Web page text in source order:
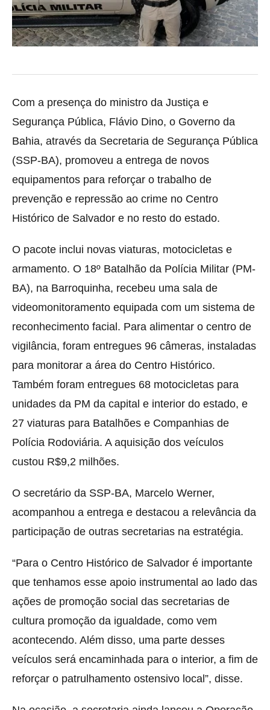
Com a presença do ministro da Justiça e
Segurança Pública, Flávio Dino, o Governo da
Bahia, através da Secretaria de Segurança Pública
(SSP-BA), promoveu a entrega de novos
equipamentos para reforçar o trabalho de
prevenção e repressão ao crime no Centro
Histórico de Salvador e no resto do estado.
O pacote inclui novas viaturas, motocicletas e
armamento. O 18º Batalhão da Polícia Militar (PM-
BA), na Barroquinha, recebeu uma sala de
videomonitoramento equipada com um sistema de
reconhecimento facial. Para alimentar o centro de
vigilância, foram entregues 96 câmeras, instaladas
para monitorar a área do Centro Histórico.
Também foram entregues 68 motocicletas para
unidades da PM da capital e interior do estado, e
27 viaturas para Batalhões e Companhias de
Polícia Rodoviária. A aquisição dos veículos
custou R$9,2 milhões.
O secretário da SSP-BA, Marcelo Werner,
acompanhou a entrega e destacou a relevância da
participação de outras secretarias na estratégia.
“Para o Centro Histórico de Salvador é importante
que tenhamos esse apoio instrumental ao lado das
ações de promoção social das secretarias de
cultura promoção da igualdade, como vem
acontecendo. Além disso, uma parte desses
veículos será encaminhada para o interior, a fim de
reforçar o patrulhamento ostensivo local”, disse.